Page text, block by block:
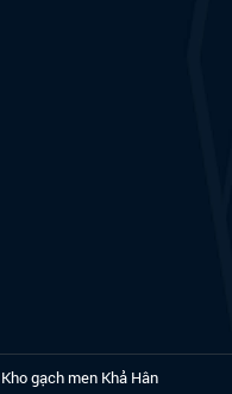
gạch men Khả Hân